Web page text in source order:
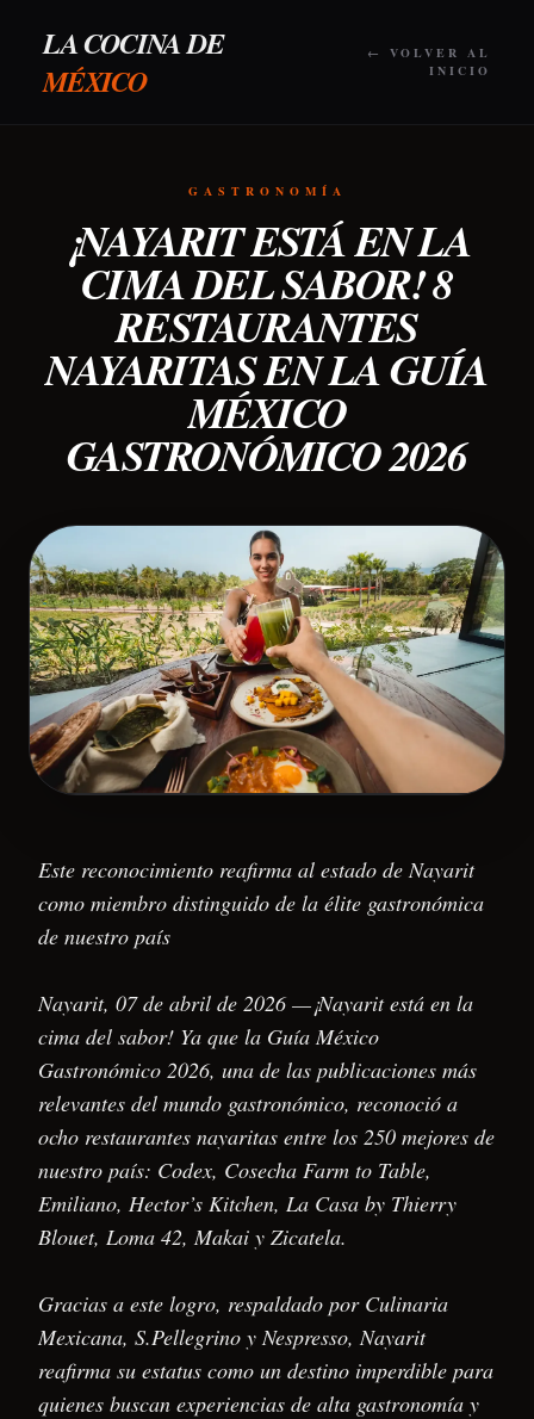
LA COCINA DE
MÉXICO
← VOLVER AL
INICIO
GASTRONOMÍA
¡NAYARIT ESTÁ EN LA
CIMA DEL SABOR! 8
RESTAURANTES
NAYARITAS EN LA GUÍA
MÉXICO
GASTRONÓMICO 2026
Este reconocimiento reafirma al estado de Nayarit
como miembro distinguido de la élite gastronómica
de nuestro país
Nayarit, 07 de abril de 2026 —¡Nayarit está en la
cima del sabor! Ya que la Guía México
Gastronómico 2026, una de las publicaciones más
relevantes del mundo gastronómico, reconoció a
ocho restaurantes nayaritas entre los 250 mejores de
nuestro país: Codex, Cosecha Farm to Table,
Emiliano, Hector’s Kitchen, La Casa by Thierry
Blouet, Loma 42, Makai y Zicatela.
Gracias a este logro, respaldado por Culinaria
Mexicana, S.Pellegrino y Nespresso, Nayarit
reafirma su estatus como un destino imperdible para
quienes buscan experiencias de alta gastronomía y